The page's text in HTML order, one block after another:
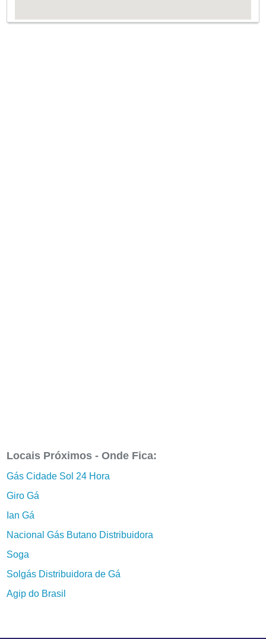
Locais Próximos - Onde Fica:
Gás Cidade Sol 24 Hora
Giro Gá
Ian Gá
Nacional Gás Butano Distribuidora
Soga
Solgás Distribuidora de Gá
Agip do Brasil